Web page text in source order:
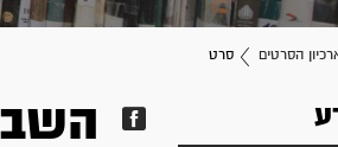
הסרטים סרט